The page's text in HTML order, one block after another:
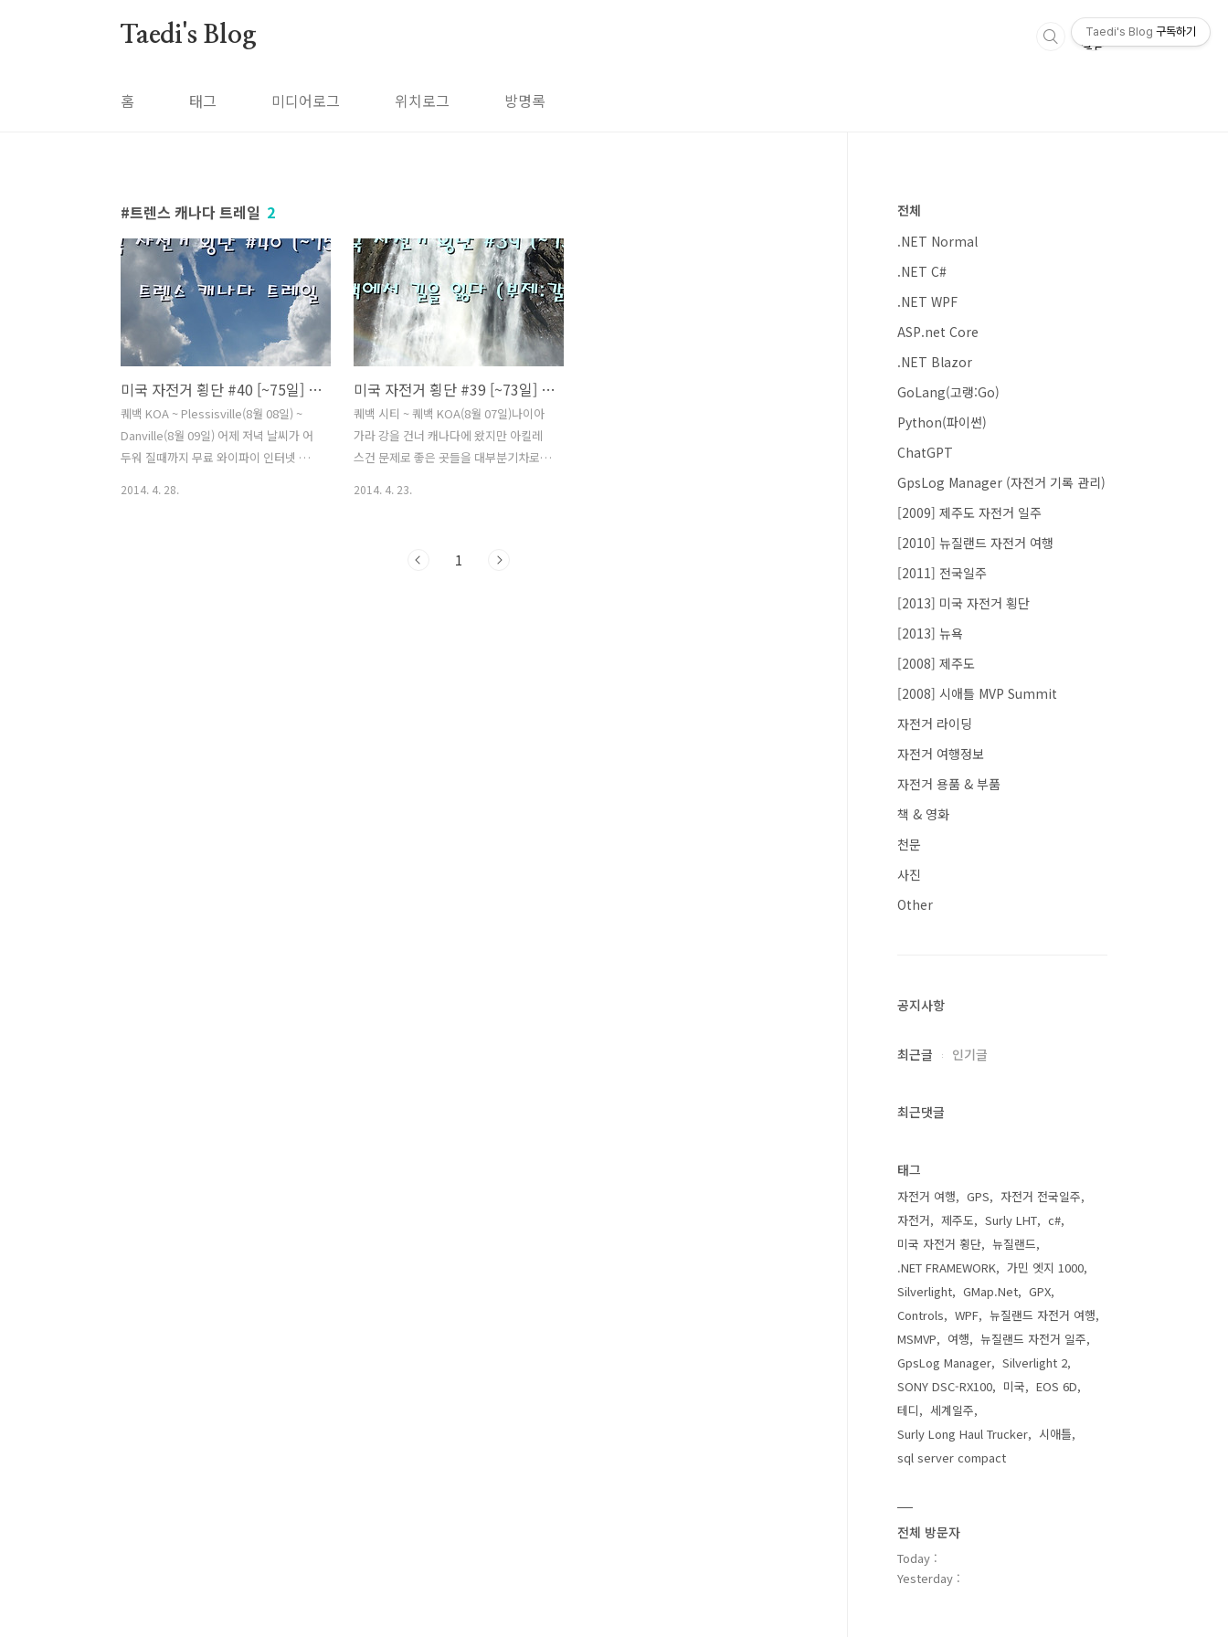
Taedi's Blog
홈 태그 미디어로그 위치로그 방명록
트렌스 캐나다 트레일 2
미국 자전거 횡단 #40 [~75일] 트렌스 캐나다 트레일
퀘백 KOA ~ Plessisville(8월 08일) ~
Danville(8월 09일) 어제 저녁 날씨가 어
두워 질때까지 무료 와이파이 인터넷 하
2014. 4. 28.
미국 자전거 횡단 #39 [~73일] 퀘백에서 길을 잃다 (부제:갈림길)
퀘백 시티 ~ 퀘백 KOA(8월 07일)나이아
가라 강을 건너 캐나다에 왔지만 아킬레
스건 문제로 좋은 곳들을 대부분기차로
이틀동안 퀘백 시티에서 나의 편안한 잠
2014. 4. 23.
1
전체
.NET Normal
.NET C#
.NET WPF
ASP.net Core
.NET Blazor
GoLang(고랭:Go)
Python(파이썬)
ChatGPT
GpsLog Manager (자전거 기록 관리)
[2009] 제주도 자전거 일주
[2010] 뉴질랜드 자전거 여행
[2011] 전국일주
[2013] 미국 자전거 횡단
[2013] 뉴욕
[2008] 제주도
[2008] 시애틀 MVP Summit
자전거 라이딩
자전거 여행정보
자전거 용품 & 부품
책 & 영화
천문
사진
Other
공지사항
최근글 인기글
최근댓글
태그
자전거 여행 GPS
자전거 전국일주
자전거
제주도 Surly LHT
c#
미국 자전거 횡단
뉴질랜드
.NET FRAMEWORK
가민 엣지 1000
Silverlight
GMap.Net
GPX
Controls
WPF
뉴질랜드 자전거 여행
MSMVP
여행
뉴질랜드 자전거 일주
GpsLog Manager
Silverlight 2
SONY DSC-RX100
미국
EOS 6D
테디
세계일주
Surly Long Haul Trucker
시애틀
sql server compact
전체 방문자
Today :
Yesterday :
Taedi's Blog 구독하기